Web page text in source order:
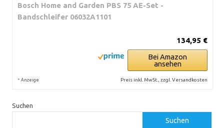
Bosch Home and Garden PBS 75 AE-Set -
Bandschleifer 06032A1101
134,95 €
Bei Amazon
ansehen
* Anzeige Preis inkl. MwSt., zzgl. Versandkosten
Suchen
Suchen